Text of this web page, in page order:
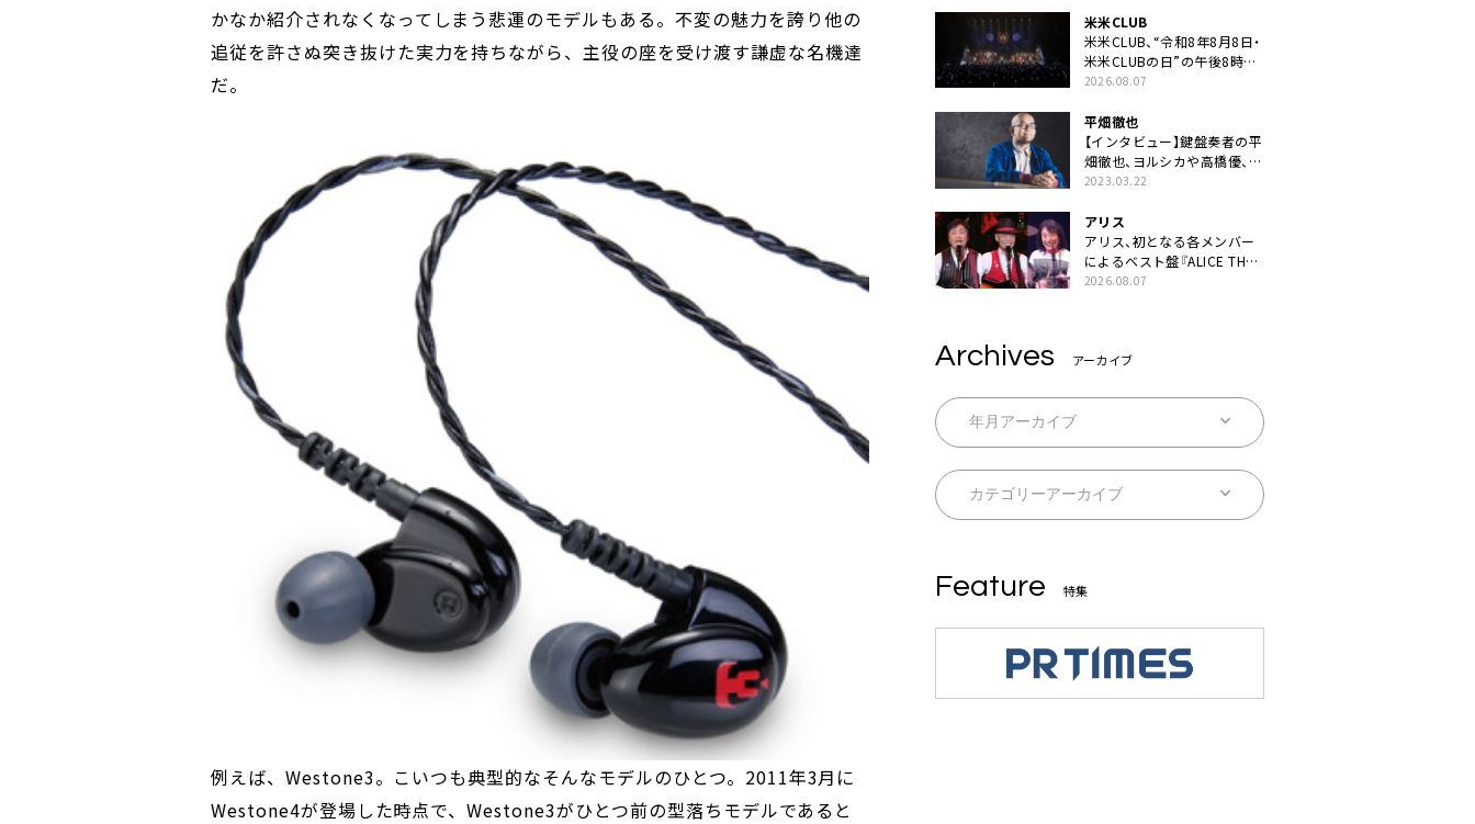
かなか紹介されなくなってしまう悲運のモデルもある。不変の魅力を誇り他の
追従を許さぬ突き抜けた実力を持ちながら、主役の座を受け渡す謙虚な名機達
だ。
例えば、Westone3。こいつも典型的なそんなモデルのひとつ。2011年3月に
Westone4が登場した時点で、Westone3がひとつ前の型落ちモデルであると
米米CLUB
米米CLUB、“令和8年8月8日・
米米CLUBの日”の午後8時に
40周年ライブより「FANtachy
2026.08.07
平畑徹也
【インタビュー】鍵盤奏者の平
畑徹也、ヨルシカや高橋優、キ
タニタツヤなど9名のゲスト
生の総括「自分自身を再確認
できた」
2023.03.22
アリス
アリス、初となる各メンバー
によるベスト盤『ALICE THE
BEST “TORILOGY”』リリー
2026.08.07
Archives アーカイブ
Feature 特集